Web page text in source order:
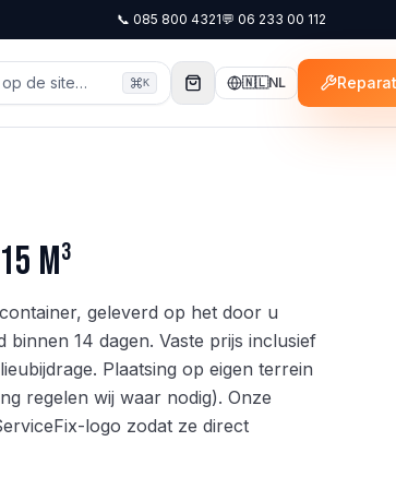
📞 085 800 4321💬 06 233 00 112
de site… K 🇳🇱NL
m³
geleverd op het door u
14 dagen. Vaste prijs inclusief
Plaatsing op eigen terrein
regelen wij waar nodig). Onze
logo zodat ze direct